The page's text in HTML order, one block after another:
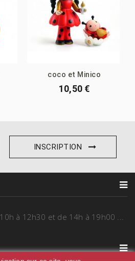
coco et Minico
10,50 €
INSCRIPTION
à 12h30 et de 14h à 19h00